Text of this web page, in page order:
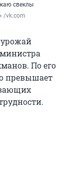
свеклы
/vk.com
По его
превышает